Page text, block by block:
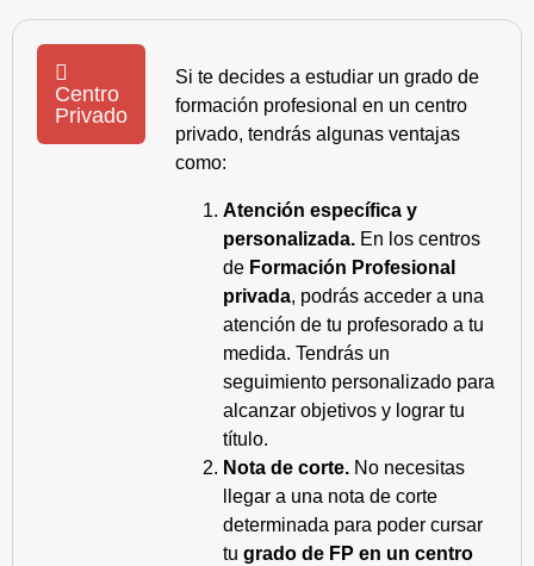
Centro
Privado
Si te decides a estudiar un grado de
formación profesional en un centro
privado, tendrás algunas ventajas
como:
Atención específica y
personalizada. En los centros
de Formación Profesional
privada, podrás acceder a una
atención de tu profesorado a tu
medida. Tendrás un
seguimiento personalizado para
alcanzar objetivos y lograr tu
título.
Nota de corte. No necesitas
llegar a una nota de corte
determinada para poder cursar
tu grado de FP en un centro